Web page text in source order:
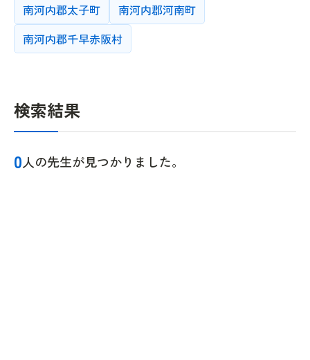
南河内郡太子町
南河内郡河南町
南河内郡千早赤阪村
検索結果
0人の先生が見つかりました。